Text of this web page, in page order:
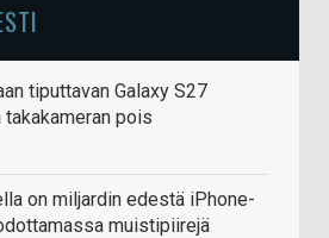
tiputtavan Galaxy S27
takakameran pois
on miljardin edestä iPhone-
muistipiirejä